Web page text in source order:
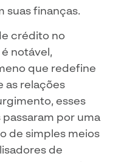
suas finanças.
crédito no
notável,
que redefine
as relações
esses
por uma
de simples meios
de